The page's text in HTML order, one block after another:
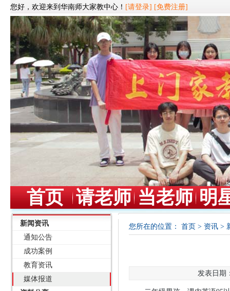
您好，欢迎来到华南师大家教中心！ [请登录] [免费注册]
首页 请老师 当老师 明
新闻资讯
通知公告
成功案例
教育资讯
媒体报道
您所在的位置： 首页 > 资讯 >
发表日期